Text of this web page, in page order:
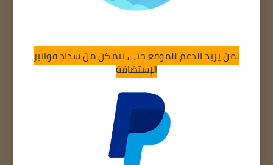
لمن يريد الدعم للموقع حتى نتمكن من سداد فواتير
الإستضافة